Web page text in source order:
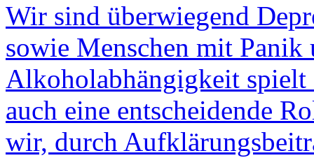
Wir sind überwiegend
sowie Menschen mit
Alkoholabhängigkeit
auch eine entscheidende
wir, durch